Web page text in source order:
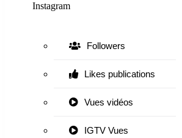
Instagram
Followers
Likes publications
Vues vidéos
IGTV Vues